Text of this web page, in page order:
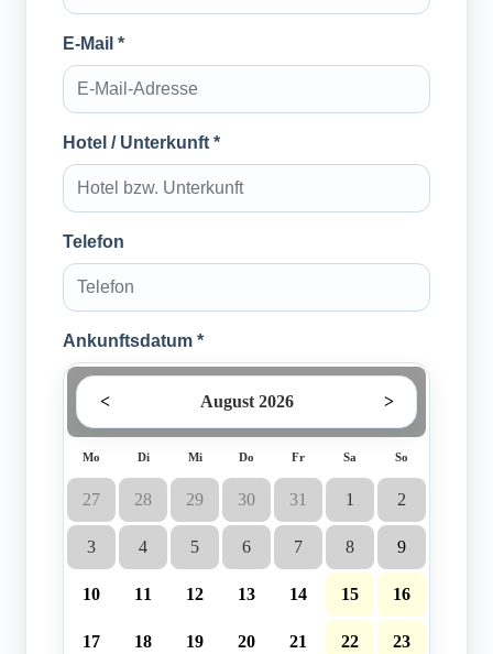
E-Mail *
Hotel / Unterkunft *
Telefon
Ankunftsdatum *
< August 2026 >
Mo Di Mi Do Fr Sa So
27 28 29 30 31 1 2
3 4 5 6 7 8 9
10 11 12 13 14 15 16
17 18 19 20 21 22 23